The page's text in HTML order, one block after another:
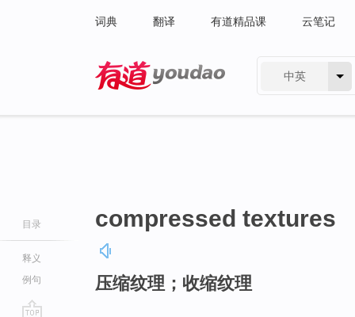
词典 翻译 有道精品课 云笔记
中英
目录
释义
例句
compressed textures
压缩纹理；收缩纹理